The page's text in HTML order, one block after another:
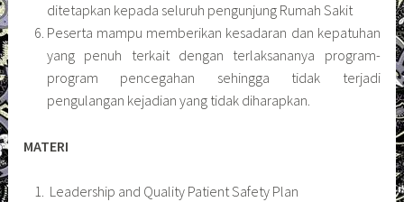
ditetapkan kepada seluruh pengunjung Rumah Sakit
Peserta mampu memberikan kesadaran dan kepatuhan
yang penuh terkait dengan terlaksananya program-
program pencegahan sehingga tidak terjadi
pengulangan kejadian yang tidak diharapkan.
MATERI
Leadership and Quality Patient Safety Plan